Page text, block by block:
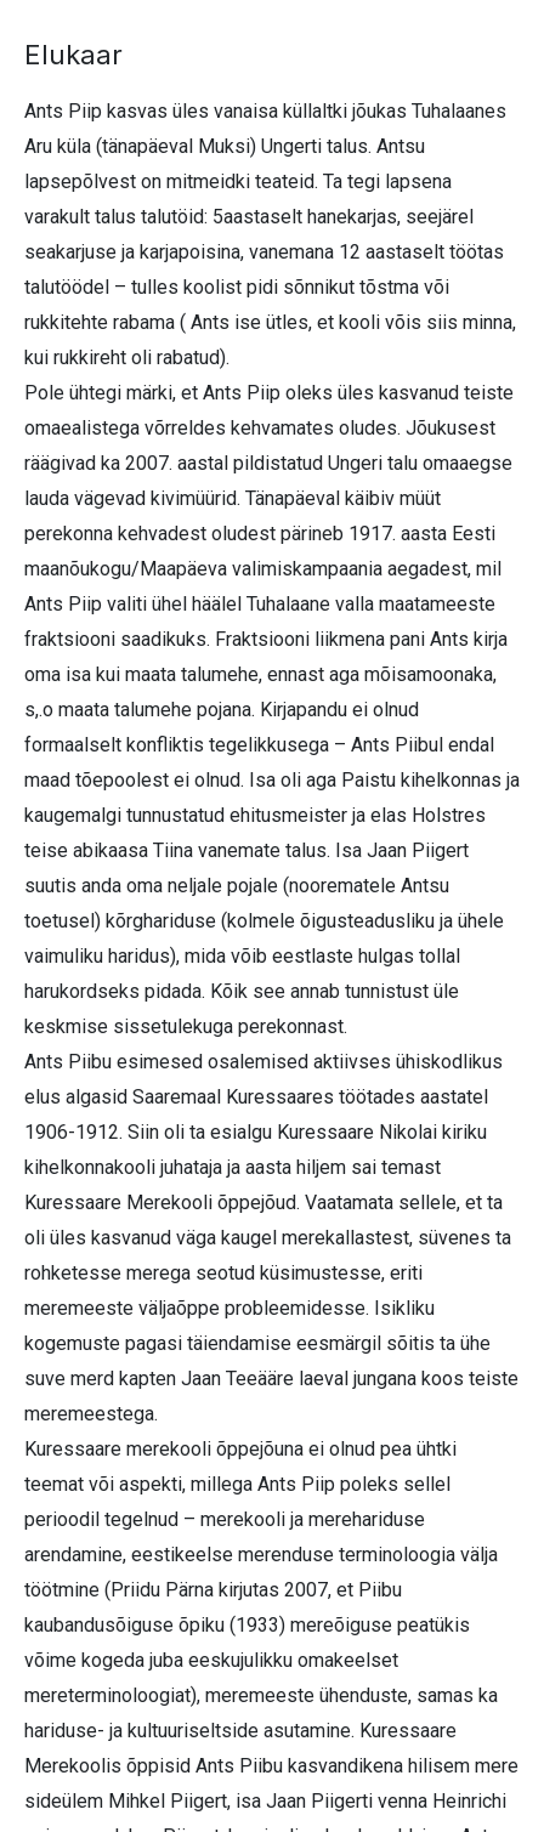
Elukaar
Ants Piip kasvas üles vanaisa küllaltki jõukas Tuhalaanes
Aru küla (tänapäeval Muksi) Ungerti talus. Antsu
lapsepõlvest on mitmeidki teateid. Ta tegi lapsena
varakult talus talutöid: 5aastaselt hanekarjas, seejärel
seakarjuse ja karjapoisina, vanemana 12 aastaselt töötas
talutöödel – tulles koolist pidi sõnnikut tõstma või
rukkitehte rabama ( Ants ise ütles, et kooli võis siis minna,
kui rukkireht oli rabatud).
Pole ühtegi märki, et Ants Piip oleks üles kasvanud teiste
omaealistega võrreldes kehvamates oludes. Jõukusest
räägivad ka 2007. aastal pildistatud Ungeri talu omaaegse
lauda vägevad kivimüürid. Tänapäeval käibiv müüt
perekonna kehvadest oludest pärineb 1917. aasta Eesti
maanõukogu/Maapäeva valimiskampaania aegadest, mil
Ants Piip valiti ühel häälel Tuhalaane valla maatameeste
fraktsiooni saadikuks. Fraktsiooni liikmena pani Ants kirja
oma isa kui maata talumehe, ennast aga mõisamoonaka,
s,.o maata talumehe pojana. Kirjapandu ei olnud
formaalselt konfliktis tegelikkusega – Ants Piibul endal
maad tõepoolest ei olnud. Isa oli aga Paistu kihelkonnas ja
kaugemalgi tunnustatud ehitusmeister ja elas Holstres
teise abikaasa Tiina vanemate talus. Isa Jaan Piigert
suutis anda oma neljale pojale (noorematele Antsu
toetusel) kõrghariduse (kolmele õigusteadusliku ja ühele
vaimuliku haridus), mida võib eestlaste hulgas tollal
harukordseks pidada. Kõik see annab tunnistust üle
keskmise sissetulekuga perekonnast.
Ants Piibu esimesed osalemised aktiivses ühiskodlikus
elus algasid Saaremaal Kuressaares töötades aastatel
1906-1912. Siin oli ta esialgu Kuressaare Nikolai kiriku
kihelkonnakooli juhataja ja aasta hiljem sai temast
Kuressaare Merekooli õppejõud. Vaatamata sellele, et ta
oli üles kasvanud väga kaugel merekallastest, süvenes ta
rohketesse merega seotud küsimustesse, eriti
meremeeste väljaõppe probleemidesse. Isikliku
kogemuste pagasi täiendamise eesmärgil sõitis ta ühe
suve merd kapten Jaan Teeääre laeval jungana koos teiste
meremeestega.
Kuressaare merekooli õppejõuna ei olnud pea ühtki
teemat või aspekti, millega Ants Piip poleks sellel
perioodil tegelnud – merekooli ja merehariduse
arendamine, eestikeelse merenduse terminoloogia välja
töötmine (Priidu Pärna kirjutas 2007, et Piibu
kaubandusõiguse õpiku (1933) mereõiguse peatükis
võime kogeda juba eeskujulikku omakeelset
mereterminoloogiat), meremeeste ühenduste, samas ka
hariduse- ja kultuuriseltside asutamine. Kuressaare
Merekoolis õppisid Ants Piibu kasvandikena hilisem mere
sideülem Mihkel Piigert, isa Jaan Piigerti venna Heinrichi